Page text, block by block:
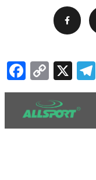
Facebook
Copy
Link
X